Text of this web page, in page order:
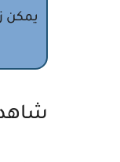
يمكن